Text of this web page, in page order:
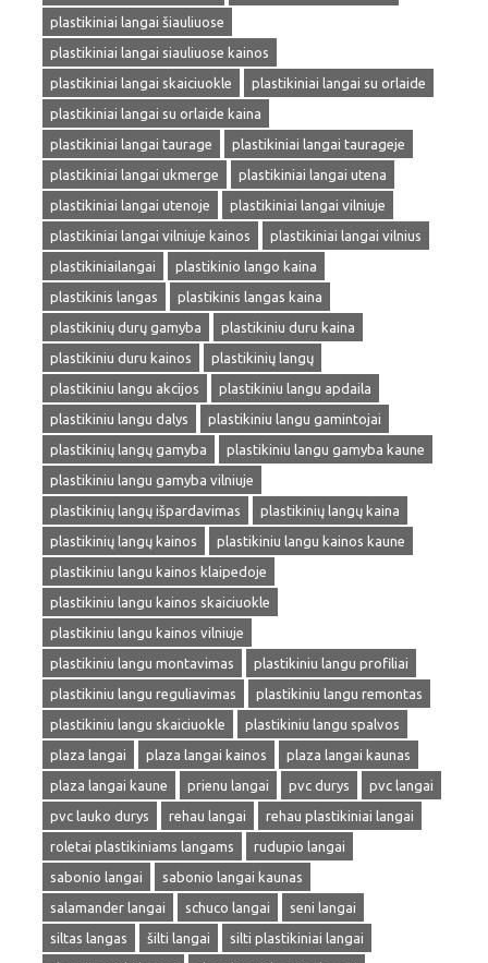
plastikiniai langai šiauliuose
plastikiniai langai siauliuose kainos
plastikiniai langai skaiciuokle
plastikiniai langai su orlaide
plastikiniai langai su orlaide kaina
plastikiniai langai taurage
plastikiniai langai taurageje
plastikiniai langai ukmerge
plastikiniai langai utena
plastikiniai langai utenoje
plastikiniai langai vilniuje
plastikiniai langai vilniuje kainos
plastikiniai langai vilnius
plastikiniailangai
plastikinio lango kaina
plastikinis langas
plastikinis langas kaina
plastikinių durų gamyba
plastikiniu duru kaina
plastikiniu duru kainos
plastikinių langų
plastikiniu langu akcijos
plastikiniu langu apdaila
plastikiniu langu dalys
plastikiniu langu gamintojai
plastikinių langų gamyba
plastikiniu langu gamyba kaune
plastikiniu langu gamyba vilniuje
plastikinių langų išpardavimas
plastikinių langų kaina
plastikinių langų kainos
plastikiniu langu kainos kaune
plastikiniu langu kainos klaipedoje
plastikiniu langu kainos skaiciuokle
plastikiniu langu kainos vilniuje
plastikiniu langu montavimas
plastikiniu langu profiliai
plastikiniu langu reguliavimas
plastikiniu langu remontas
plastikiniu langu skaiciuokle
plastikiniu langu spalvos
plaza langai
plaza langai kainos
plaza langai kaunas
plaza langai kaune
prienu langai pvc durys
pvc langai
pvc lauko durys
rehau langai
rehau plastikiniai langai
roletai plastikiniams langams
rudupio langai
sabonio langai
sabonio langai kaunas
salamander langai
schuco langai
seni langai
siltas langas
šilti langai
silti plastikiniai langai